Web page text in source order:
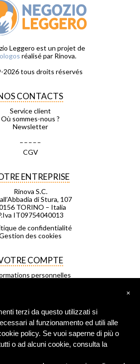
Leggero est un projet de
réalisé par Rinova.
2026 tous droits réservés
CONTACTS
Service client
Où sommes-nous ?
Newsletter
CGV
ENTREPRISE
Rinova S.C.
di Stura, 107
TORINO – Italia
IT09754040013
de confidentialité
des cookies
COMPTE
personnelles
Mes listes d'envies
Mes alertes
FRANCHISAGE
Leggero est un réseau de
×
terzi da questo utilizzati si
al funzionamento ed utili alle
policy. Se vuoi saperne di più o
o ad alcuni cookie, consulta la